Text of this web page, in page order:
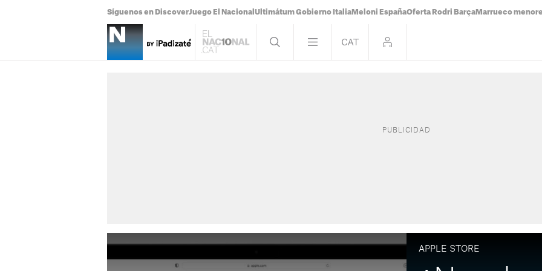
Síguenos en DiscoverJuego El Nacional Ultimátum Gobierno Italia Meloni EspañaOferta Rodri Barça Marrueco
APPLE STORE